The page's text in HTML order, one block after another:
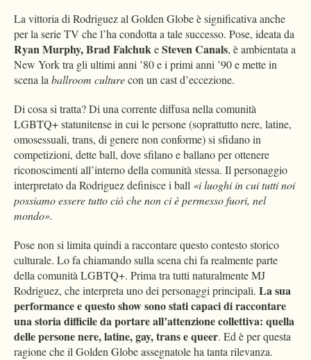
La vittoria di Rodriguez al Golden Globe è significativa anche
per la serie TV che l’ha condotta a tale successo. Pose, ideata da
Ryan Murphy, Brad FalchukeSteven Canals, è ambientata a
New York tra gli ultimi anni ’80 e i primi anni ’90 e mette in
scena laballroom culturecon un cast d’eccezione.
Di cosa si tratta? Di una corrente diffusa nella comunità
LGBTQ+ statunitense in cui le persone (soprattutto nere, latine,
omosessuali, trans, di genere non conforme) si sfidano in
competizioni, dette ball, dove sfilano e ballano per ottenere
riconoscimenti all’interno della comunità stessa. Il personaggio
interpretato da Rodriguez definisce i ball «i luoghi in cui tutti noi
possiamo essere tutto ciò che non ci è permesso fuori, nel
mondo».
Pose non si limita quindi a raccontare questo contesto storico
culturale. Lo fa chiamando sulla scena chi fa realmente parte
della comunità LGBTQ+. Prima tra tutti naturalmente MJ
Rodriguez, che interpreta uno dei personaggi principali. La sua
performance e questo show sono stati capaci di raccontare
una storia difficile da portare all’attenzione collettiva: quella
delle persone nere, latine, gay, trans e queer. Ed è per questa
ragione che il Golden Globe assegnatole ha tanta rilevanza.